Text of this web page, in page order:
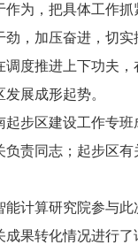
作为，把具体工作
劲，加压奋进，切
调度推进上下功夫，
展成形起势。
起步区建设工作专
负责同志；起步区
能计算研究院参与
果转化情况进行了